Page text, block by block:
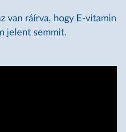
van ráírva, hogy E-vitamin
jelent semmit.